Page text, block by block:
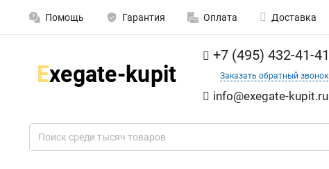
Помощь Гарантия Оплата Доставка
+7 (495) 432-41-41
Заказать обратный звонок
info@exegate-kupit.ru